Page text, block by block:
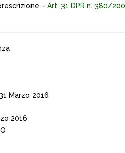
– Art. 31 DPR n. 380/
31 Marzo 2016
2016